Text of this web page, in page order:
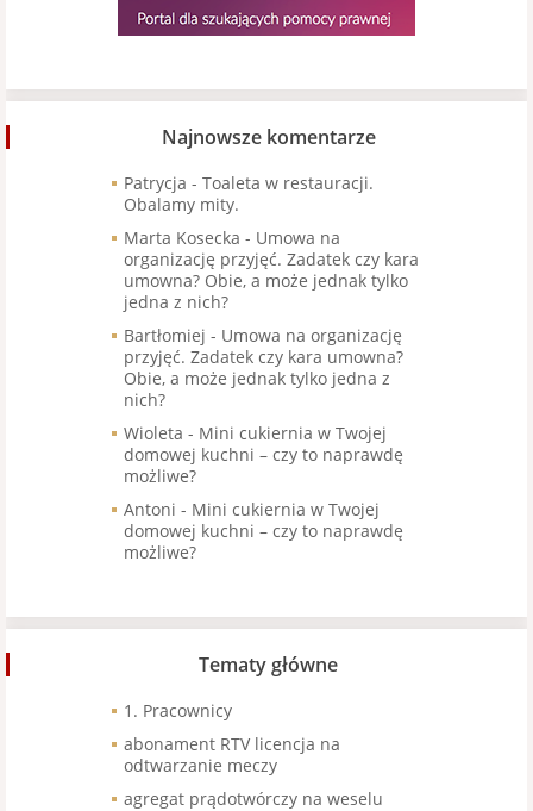
Najnowsze komentarze
Patrycja - Toaleta w restauracji.
Obalamy mity.
Marta Kosecka - Umowa na
organizację przyjęć. Zadatek czy kara
umowna? Obie, a może jednak tylko
jedna z nich?
Bartłomiej - Umowa na organizację
przyjęć. Zadatek czy kara umowna?
Obie, a może jednak tylko jedna z
nich?
Wioleta - Mini cukiernia w Twojej
domowej kuchni – czy to naprawdę
możliwe?
Antoni - Mini cukiernia w Twojej
domowej kuchni – czy to naprawdę
możliwe?
Tematy główne
1. Pracownicy
abonament RTV licencja na
odtwarzanie meczy
agregat prądotwórczy na weselu